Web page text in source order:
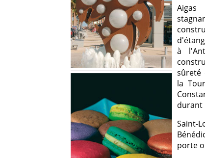
à
sûreté
la
durant
Saint-
porte